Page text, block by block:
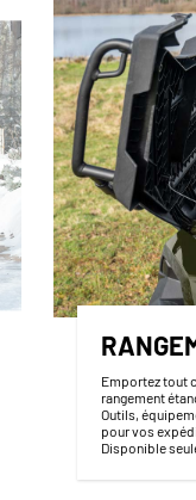
Emportez tout
rangement
Outils,
pour vos
Disponible